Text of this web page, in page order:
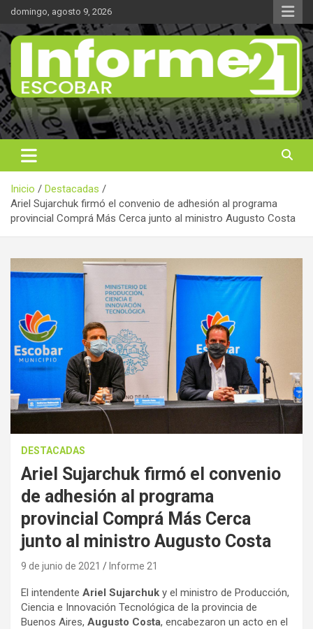
Saltar
contenido
domingo, agosto 9, 2026
Informe 21
Noticas reales
Inicio
Destacadas
Ariel Sujarchuk firmó el convenio de adhesión al programa
provincial Comprá Más Cerca junto al ministro Augusto Costa
DESTACADAS
Ariel Sujarchuk firmó el convenio
de adhesión al programa
provincial Comprá Más Cerca
junto al ministro Augusto Costa
9 de junio de 2021 Informe 21
El intendente Ariel Sujarchuk y el ministro de Producción,
Ciencia e Innovación Tecnológica de la provincia de
Buenos Aires, Augusto Costa, encabezaron un acto en el